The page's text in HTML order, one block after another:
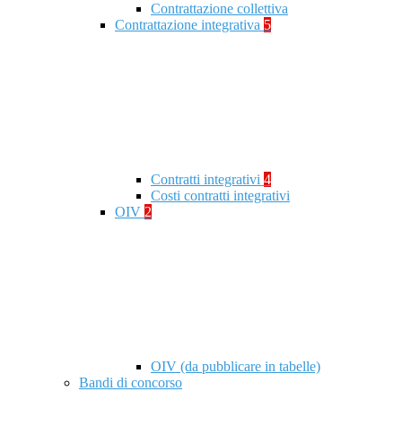
Contrattazione collettiva
Contrattazione integrativa 5
Contratti integrativi 4
Costi contratti integrativi
OIV 2
OIV (da pubblicare in tabelle)
Bandi di concorso